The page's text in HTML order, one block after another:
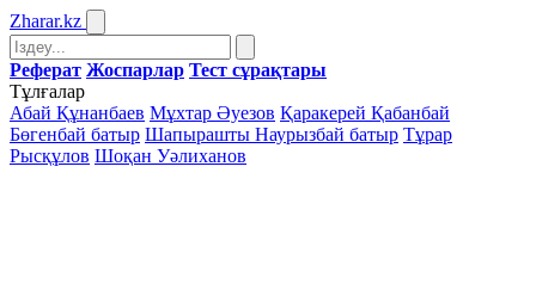
Zharar.kz
Реферат Жоспарлар Тест сұрақтары
Тұлғалар
Абай Құнанбаев Мұхтар Әуезов Қаракерей Қабанбай
Бөгенбай батыр Шапырашты Наурызбай батыр Тұрар
Рысқұлов Шоқан Уәлиханов